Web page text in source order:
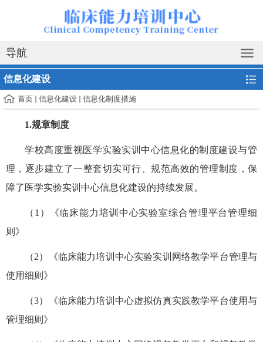
导航
信息化建设
首页 信息化建设 信息化制度措施
1.规章制度
学校高度重视医学实验实训中心信息化的制度建设与管
理，逐步建立了一整套切实可行、规范高效的管理制度，保
障了医学实验实训中心信息化建设的持续发展。
（ 1）《临床能力培训中心实验室综合管理平台管理细
则》
（2）《临床能力培训 中心实验实训网络教学平台管理与
使用细则》
（3）《临床能力培训 中心虚拟仿真实践教学平台使用与
管理细则》